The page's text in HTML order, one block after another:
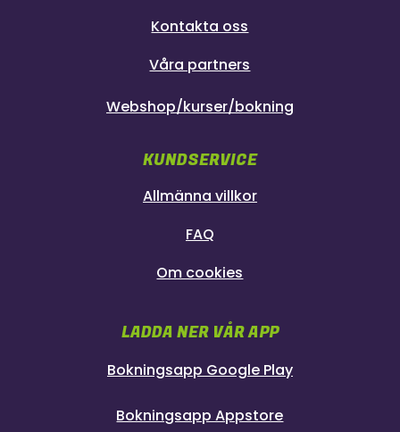
Kontakta oss
Våra partners
Webshop/kurser/bokning
KUNDSERVICE
Allmänna villkor
FAQ
Om cookies
LADDA NER VÅR APP
Bokningsapp Google Play
Bokningsapp Appstore